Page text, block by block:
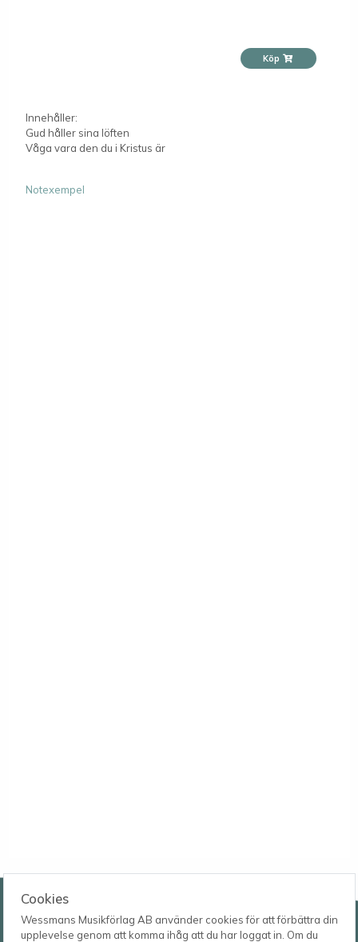
Cookies
Wessmans Musikförlag AB använder cookies för att förbättra din
upplevelse genom att komma ihåg att du har loggat in. Om du
Köp
Innehåller:
Gud håller sina löften
Våga vara den du i Kristus är
Notexempel
Wessmans Musikförlag AB
Leverans- och besöksadress
Bingebygatan 11 B